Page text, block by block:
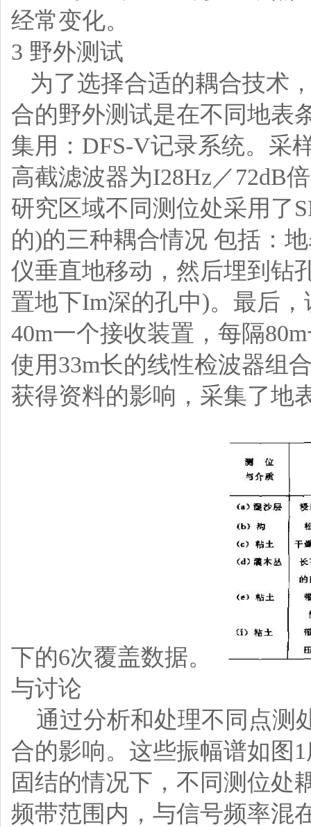
经常变化。
3 野外测试
为了选择合适的耦合技术
合的野外测试是在不同地表
集用：DFS-V记录系统。采
高截滤波器为I28Hz／72dB
研究区域不同测位处采用了
的)的三种耦合情况 包括：
仪垂直地移动，然后埋到钻
置地下Im深的孔中)。最后
40m一个接收装置，每隔
使用33m长的线性检波器组
获得资料的影响，采集了地
下的6次覆盖数据。
与讨论
通过分析和处理不同点测
合的影响。这些振幅谱如图
固结的情况下，不同测位处
频带范围内，与信号频率混